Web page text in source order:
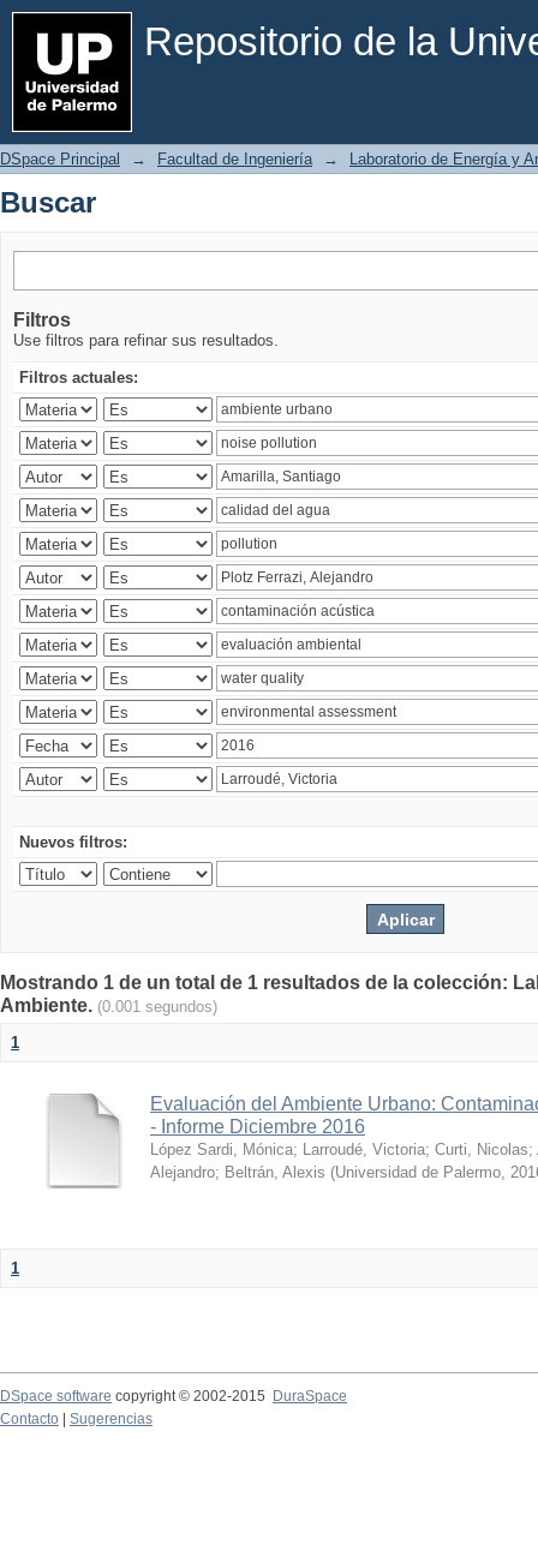
Repositorio de la
Buscar
DSpace Principal → Facultad de Ingeniería → Laboratorio de Energía y
Buscar
Filtros
Use filtros para refinar sus resultados.
Filtros actuales:
Nuevos filtros:
Mostrando 1 de un total de 1 resultados de la colección:
Ambiente. (0.001 segundos)
1
Evaluación del Ambiente Urbano:
- Informe Diciembre 2016
López Sardi, Mónica; Larroudé, Victoria; Curti, Nicolas;
Alejandro; Beltrán, Alexis (Universidad de Palermo,
1
DSpace software copyright © 2002-2015
DuraSpace
Contacto
Sugerencias